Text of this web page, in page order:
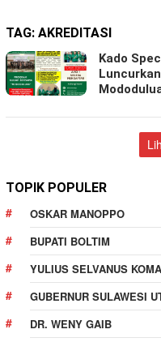
TAG: AKREDITASI
Kado
TOPIK POPULER
OSKAR MANOPPO
BUPATI BOLTIM
YULIUS SELVANUS
GUBERNUR SULAWESI
DR. WENY GAIB